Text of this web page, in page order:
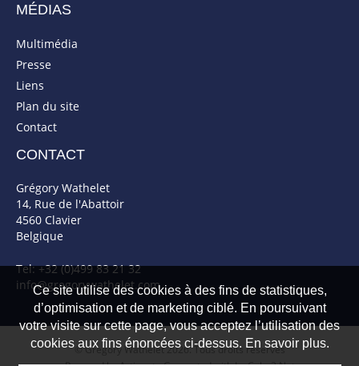
MÉDIAS
Multimédia
Presse
Liens
Plan du site
Contact
CONTACT
Grégory Wathelet
14, Rue de l'Abattoir
4560 Clavier
Belgique
Tel: +32 (0)499 83 21 32
info@gregorywathelet.com
© Gregory Wathelet 2026. Tous droits réservés
Ce site utilise des cookies à des fins de statistiques,
d’optimisation et de marketing ciblé. En poursuivant
votre visite sur cette page, vous acceptez l’utilisation des
cookies aux fins énoncées ci-dessus. En savoir plus.